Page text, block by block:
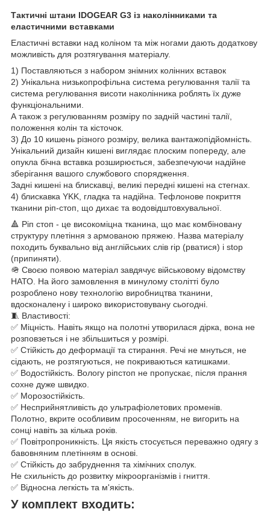
Тактичні штани IDOGEAR G3 із наколінниками та
еластичними вставками
Еластичні вставки над коліном та між ногами дають додаткову
можливість для розтягування матеріалу.
1) Поставляються з набором знімних колінних вставок
2) Унікальна низькопрофільна система регулювання талії та
система регулювання висоти наколінника роблять їх дуже
функціональними.
А також з регулюванням розміру по задній частині талії,
положення колін та кісточок.
3) До 10 кишень різного розміру, велика вантажопідйомність.
Унікальний дизайн кишені виглядає плоским попереду, але
опукла бічна вставка розширюється, забезпечуючи надійне
зберігання вашого службового спорядження.
Задні кишені на блискавці, великі передні кишені на стегнах.
4) блискавка YKK, гладка та надійна. Тефлонове покриття
тканини ріп-стоп, що дихає та водовідштовхувальної.
🔺 Ріп стоп - це високоміцна тканина, що має комбіновану
структуру плетіння з армованою пряжею. Назва матеріалу
походить буквально від англійських слів rip (рватися) і stop
(припиняти).
🪖 Своєю появою матеріал завдячує військовому відомству
НАТО. На його замовлення в минулому столітті було
розроблено нову технологію виробництва тканини,
вдосконалену і широко використовувану сьогодні.
🧵 Властивості:
✅ Міцність. Навіть якщо на полотні утворилася дірка, вона не
розповзеться і не збільшиться у розмірі.
✅ Стійкість до деформації та стирання. Речі не мнуться, не
сідають, не розтягуються, не покриваються катишками.
✅ Водостійкість. Вологу ріпстоп не пропускає, після прання
сохне дуже швидко.
✅ Морозостійкість.
✅ Несприйнятливість до ультрафіолетових променів.
Полотно, вкрите особливим просоченням, не вигорить на
сонці навіть за кілька років.
✅ Повітропроникність. Ця якість стосується переважно одягу з
бавовняним плетінням в основі.
✅ Стійкість до забруднення та хімічних сполук.
Не схильність до розвитку мікроорганізмів і гниття.
✅ Відносна легкість та м'якість.
У комплект входить: